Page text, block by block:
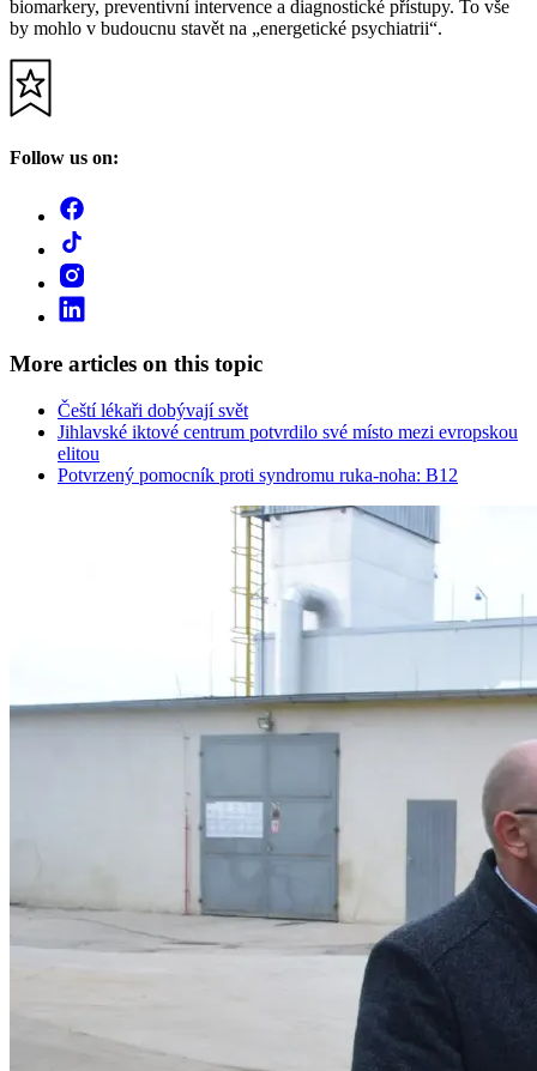
biomarkery, preventivní intervence a diagnostické přístupy. To vše
by mohlo v budoucnu stavět na „energetické psychiatrii“.
Follow us on:
More articles on this topic
Čeští lékaři dobývají svět
Jihlavské iktové centrum potvrdilo své místo mezi evropskou
elitou
Potvrzený pomocník proti syndromu ruka-noha: B12